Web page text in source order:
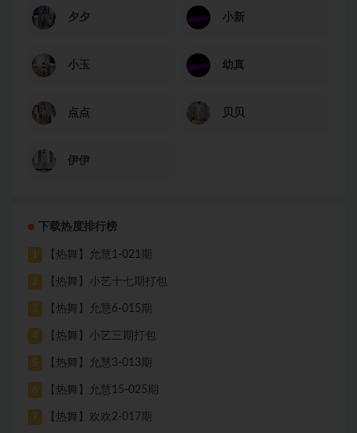
夕夕 小新
小玉 幼真
点点 贝贝
伊伊
下载热度排行榜
1 【热舞】允慧1-021期
2 【热舞】小艺十七期打包
3 【热舞】允慧6-015期
4 【热舞】小艺三期打包
5 【热舞】允慧3-013期
6 【热舞】允慧15-025期
7 【热舞】欢欢2-017期